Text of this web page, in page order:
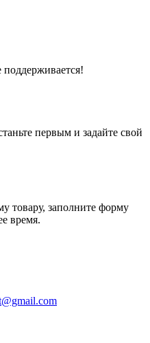
первым и задайте свой
товару, заполните форму
время.